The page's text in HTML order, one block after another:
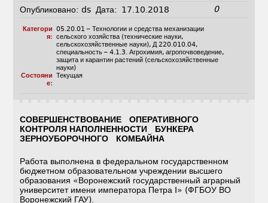
Опубликовано: ds Дата: 17.10.2018 0
Категори
я:
05.20.01 – Технологии и средства механизации
сельского хозяйства (технические науки,
сельскохозяйственные науки), Д 220.010.04,
специальность – 4.1.3. Агрохимия, агропочвоведение,
защита и карантин растений (сельскохозяйственные
науки)
Состояни
е:
Текущая
СОВЕРШЕНСТВОВАНИЕ ОПЕРАТИВНОГО
КОНТРОЛЯ НАПОЛНЕННОСТИ БУНКЕРА
ЗЕРНОУБОРОЧНОГО КОМБАЙНА
Работа выполнена в федеральном государственном
бюджетном образовательном учреждении высшего
образования «Воронежский государственный аграрный
университет имени императора Петра I» (ФГБОУ ВО
Воронежский ГАУ).